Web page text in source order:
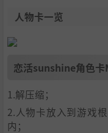
人物卡一览
恋活sunshine角色卡
1.解压缩；
2.人物卡放入到游戏
内；